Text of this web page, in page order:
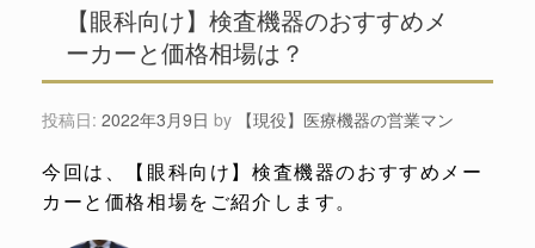
【眼科向け】検査機器のおすすめメ
ーカーと価格相場は？
投稿日: 2022年3月9日 by 【現役】医療機器の営業マン
今回は、【眼科向け】検査機器のおすすめメー
カーと価格相場をご紹介します。